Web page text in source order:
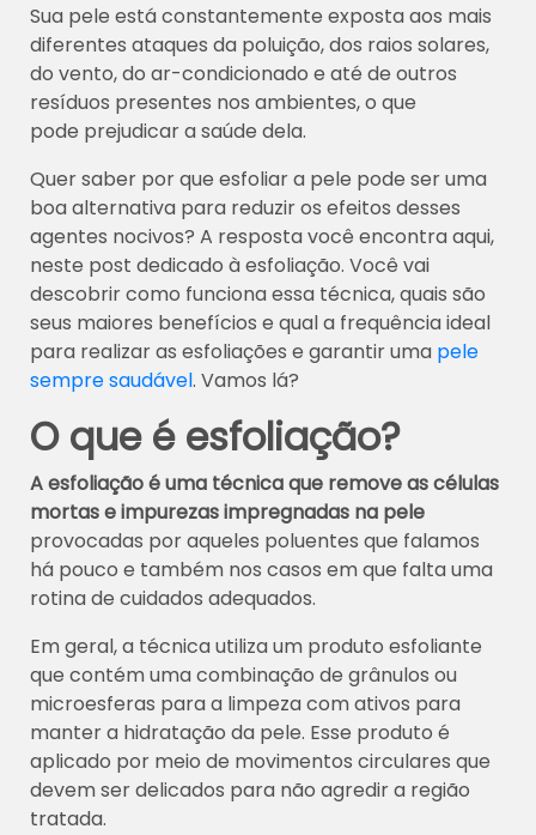
Sua pele está constantemente exposta aos mais
diferentes ataques da poluição, dos raios solares,
do vento, do ar-condicionado e até de outros
resíduos presentes nos ambientes, o que
pode prejudicar a saúde dela.
Quer saber por que esfoliar a pele pode ser uma
boa alternativa para reduzir os efeitos desses
agentes nocivos? A resposta você encontra aqui,
neste post dedicado à esfoliação. Você vai
descobrir como funciona essa técnica, quais são
seus maiores benefícios e qual a frequência ideal
para realizar as esfoliações e garantir uma pele
sempre saudável. Vamos lá?
O que é esfoliação?
A esfoliação é uma técnica que remove as células
mortas e impurezas impregnadas na pele
provocadas por aqueles poluentes que falamos
há pouco e também nos casos em que falta uma
rotina de cuidados adequados.
Em geral, a técnica utiliza um produto esfoliante
que contém uma combinação de grânulos ou
microesferas para a limpeza com ativos para
manter a hidratação da pele. Esse produto é
aplicado por meio de movimentos circulares que
devem ser delicados para não agredir a região
tratada.